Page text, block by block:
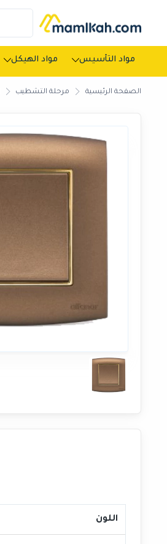
مواد التأسيس مواد الهيكل
الصفحة الرئيسية مرحلة التشطيب
اللون